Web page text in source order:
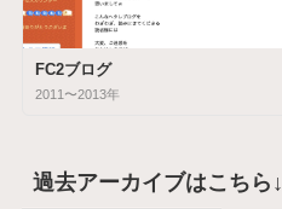
FC2ブログ
2011〜2013年
過去アーカイブはこちら↓